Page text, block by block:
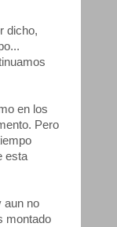
dicho,
en los
Pero
esta
aun no
montado